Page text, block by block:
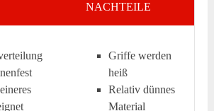
NACHTEILE
Griffe werden
heiß
Relativ dünnes
Material